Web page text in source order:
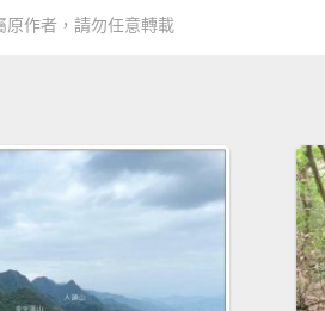
原作者，請勿任意轉載